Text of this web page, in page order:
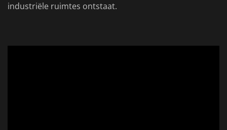
industriële ruimtes ontstaat.